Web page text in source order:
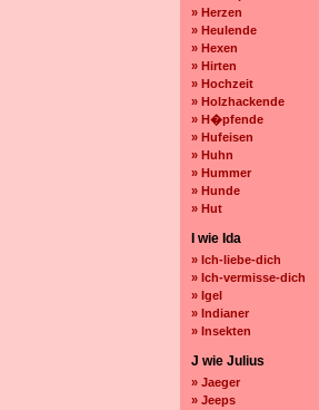
» Herzen
» Heulende
» Hexen
» Hirten
» Hochzeit
» Holzhackende
» H�pfende
» Hufeisen
» Huhn
» Hummer
» Hunde
» Hut
I wie Ida
» Ich-liebe-dich
» Ich-vermisse-dich
» Igel
» Indianer
» Insekten
J wie Julius
» Jaeger
» Jeeps